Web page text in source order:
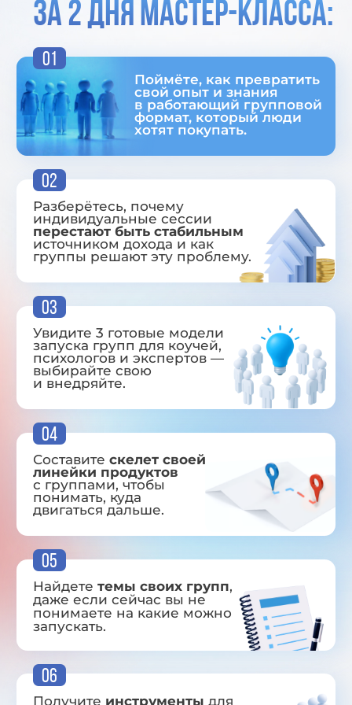
Составитескелет своей
линейки продуктов
с группами, чтобы
понимать, куда
запуска групп для коучей,
психологов и экспертов —
выбирайте свою
и внедряйте.
03
Найдететемы своих групп,
даже если сейчас вы не
понимаете на какие можно
запускать.
04
05
Получите
поиска первых участников,
даже если у вас нет блога
и клиентов.
ЗАПИСЫВАЮСЬ СЕЙЧАС
06
Я покажу:
Пошаговые алгоритмы запуска,
которые можно применить сразу,
если вы помогающий эксперт.
которые за 2–4 недели перешли
группам;
07
Подойдёт вам, если: